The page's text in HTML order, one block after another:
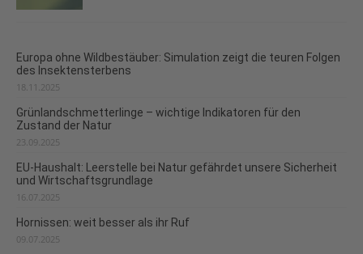
Europa ohne Wildbestäuber: Simulation zeigt die teuren Folgen
des Insektensterbens
18.11.2025
Grünlandschmetterlinge – wichtige Indikatoren für den
Zustand der Natur
23.09.2025
EU-Haushalt: Leerstelle bei Natur gefährdet unsere Sicherheit
und Wirtschaftsgrundlage
16.07.2025
Hornissen: weit besser als ihr Ruf
09.07.2025